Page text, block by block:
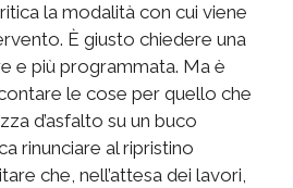
la modalità con cui viene
È giusto chiedere una
e più programmata. Ma è
le cose per quello che
d’asfalto su un buco
rinunciare al ripristino
che, nell’attesa dei lavori,